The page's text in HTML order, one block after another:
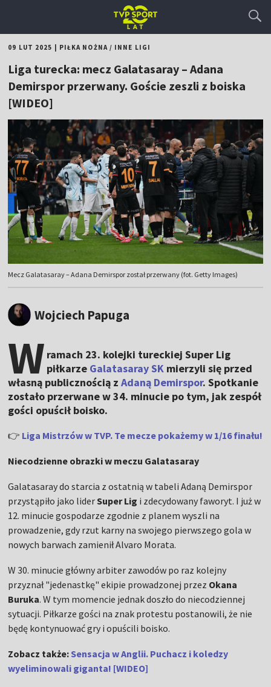
09 LUT 2025 PIŁKA NOŻNA/ INNE LIGI
Liga turecka: mecz Galatasaray – Adana
Demirspor przerwany. Goście zeszli z boiska
[WIDEO]
Mecz Galatasaray – Adana Demirspor został przerwany (fot. Getty Images)
Wojciech Papuga
W ramach 23. kolejki tureckiej Super Lig
piłkarze Galatasaray SK mierzyli się przed
własną publicznością zAdaną Demirspor. Spotkanie
zostało przerwane w 34. minucie po tym, jak zespół
gości opuścił boisko.
👉 Liga Mistrzów w TVP. Te mecze pokażemy w 1/16 finału!
Niecodzienne obrazki w meczu Galatasaray
Galatasaray do starcia z ostatnią w tabeli Adaną Demirspor
przystąpiło jako liderSuper Lig i zdecydowany faworyt. I już w
12. minucie gospodarze zgodnie z planem wyszli na
prowadzenie, gdy rzut karny na swojego pierwszego gola w
nowych barwach zamienił Alvaro Morata.
W 30. minucie główny arbiter zawodów po raz kolejny
przyznał "jedenastkę" ekipie prowadzonej przez Okana
Buruka. W tym momencie jednak doszło do niecodziennej
sytuacji. Piłkarze gości na znak protestu postanowili, że nie
będę kontynuować gry i opuścili boisko.
Zobacz także: Sensacja w Anglii. Puchacz i koledzy
wyeliminowali giganta! [WIDEO]